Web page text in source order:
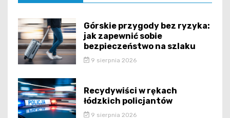
Górskie przygody bez ryzyka:
jak zapewnić sobie
bezpieczeństwo na szlaku
9 sierpnia 2026
Recydywiści w rękach
łódzkich policjantów
9 sierpnia 2026